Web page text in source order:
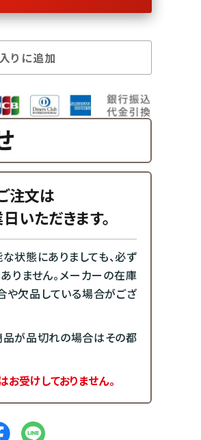
りに追加
注文は
いただきます。
状態にありましても、必ず
りません。メーカーの在庫
や欠品している場合がござ
が品切れの場合はその都
受けしておりません。